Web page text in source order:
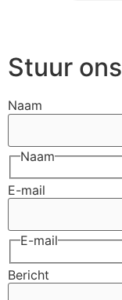
Stuur
Naam
Naam
E-mail
E-mail
Bericht